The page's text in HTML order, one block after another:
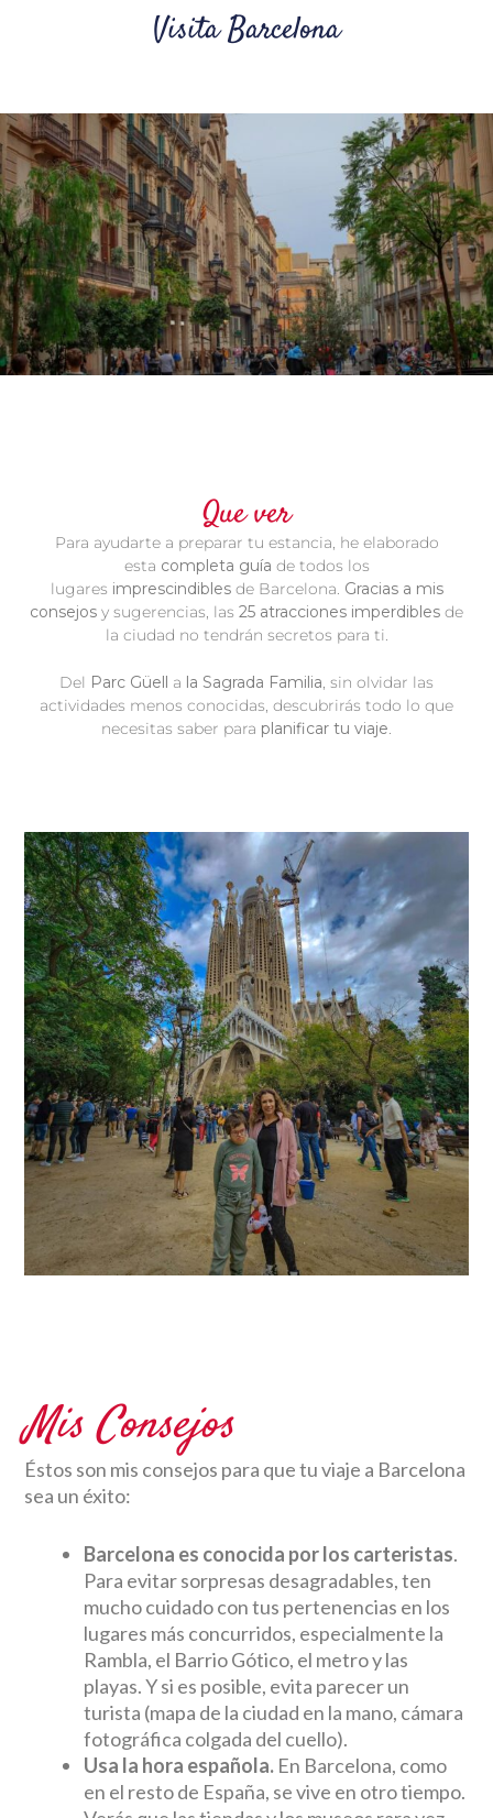
Visita Barcelona
Que ver
Para ayudarte a preparar tu estancia, he elaborado
esta completa guía de todos los
lugares imprescindiblesde Barcelona. Gracias a mis
consejos y sugerencias, las 25 atracciones imperdibles de
la ciudad no tendrán secretos para ti.
Del Parc Güell a la Sagrada Familia, sin olvidar las
actividades menos conocidas, descubrirás todo lo que
necesitas saber para planificar tu viaje.
Mis Consejos
Éstos son mis consejos para que tu viaje a Barcelona
sea un éxito:
Barcelona es conocida por los carteristas.
Para evitar sorpresas desagradables, ten
mucho cuidado con tus pertenencias en los
lugares más concurridos, especialmente la
Rambla, el Barrio Gótico, el metro y las
playas. Y si es posible, evita parecer un
turista (mapa de la ciudad en la mano, cámara
fotográfica colgada del cuello).
Usa la hora española. En Barcelona, como
en el resto de España, se vive en otro tiempo.